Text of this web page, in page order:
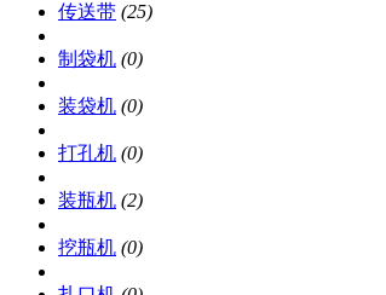
传送带 (25)
制袋机 (0)
装袋机 (0)
打孔机 (0)
装瓶机 (2)
挖瓶机 (0)